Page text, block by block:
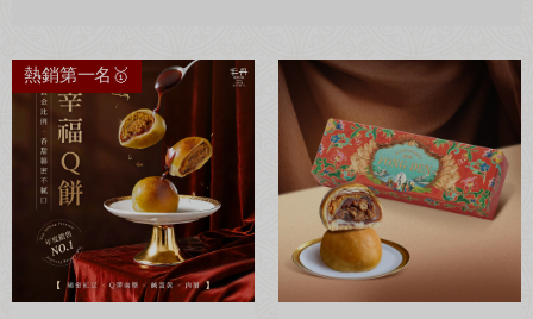
免運優惠 超取滿 $1500 免運、宅配滿 $2500 免運🚚
熱銷第一名🥇